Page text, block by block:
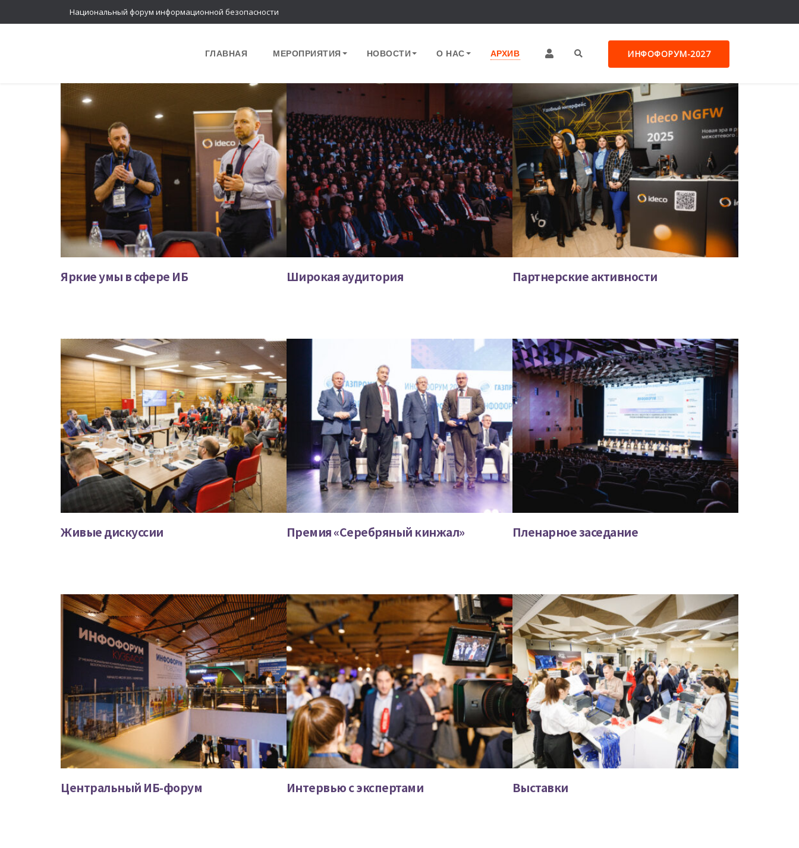
Национальный форум информационной безопасности
ГЛАВНАЯ МЕРОПРИЯТИЯ НОВОСТИ О НАС АРХИВ ИНФОФОРУМ-2027
Яркие умы в сфере ИБ Широкая аудитория Партнерские активности
Живые дискуссии Премия «Серебряный кинжал» Пленарное заседание
Центральный ИБ-форум Интервью с экспертами Выставки